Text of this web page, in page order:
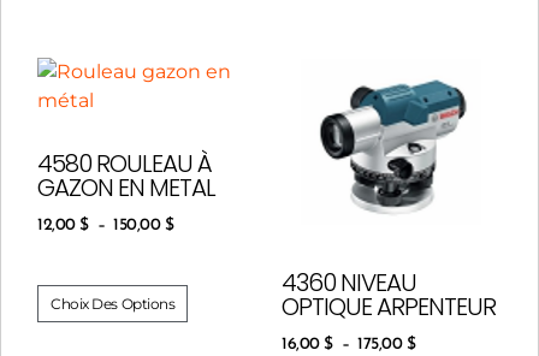
4580 ROULEAU À
GAZON EN METAL
12,00$ – 150,00 $
Choix Des Options
4360 NIVEAU
OPTIQUE ARPENTEUR
16,00$ – 175,00 $